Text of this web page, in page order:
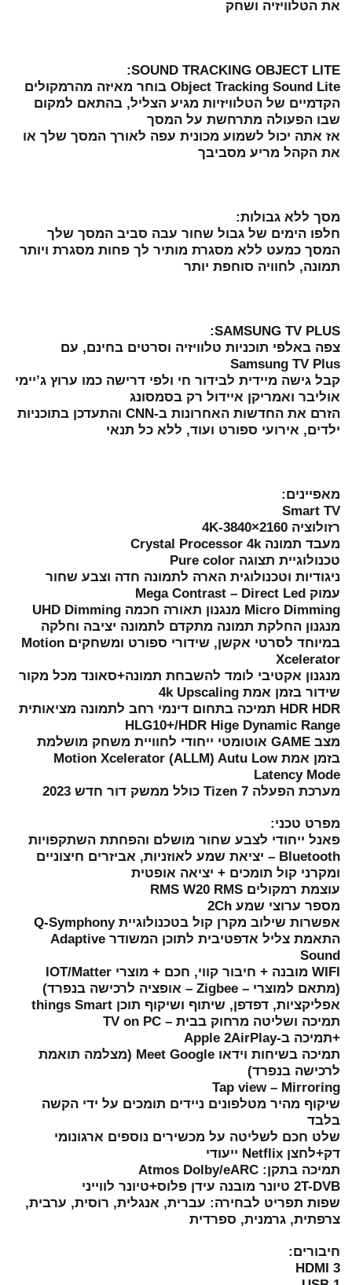
את הטלוויזיה ושחק
SOUND TRACKING OBJECT LITE:
Object Tracking Sound Lite בוחר מאיזה מהרמקולים
הקדמיים של הטלוויזיות מגיע הצליל, בהתאם למקום
שבו הפעולה מתרחשת על המסך
אז אתה יכול לשמוע מכונית עפה לאורך המסך שלך או
את הקהל מריע מסביבך
מסך ללא גבולות:
חלפו הימים של גבול שחור עבה סביב המסך שלך
המסך כמעט ללא מסגרת מותיר לך פחות מסגרת ויותר
תמונה, לחוויה סוחפת יותר
SAMSUNG TV PLUS:
צפה באלפי תוכניות טלוויזיה וסרטים בחינם, עם
Samsung TV Plus
קבל גישה מיידית לבידור חי ולפי דרישה כמו ערוץ ג’יימי
אוליבר ואמריקן איידול רק בסמסונג
הזרם את החדשות האחרונות ב-CNN והתעדכן בתוכניות
ילדים, אירועי ספורט ועוד, ללא כל תנאי
מאפיינים:
Smart TV
רזולוציה 4K-3840×2160
מעבד תמונה Crystal Processor 4k
טכנולוגיית תצוגה Pure color
ניגודיות וטכנולוגית הארה לתמונה חדה וצבע שחור
עמוק Mega Contrast – Direct Led
Micro Dimming מנגנון תאורה חכמה UHD Dimming
מנגנון החלקת תמונה מתקדם לתמונה יציבה וחלקה
במיוחד לסרטי אקשן, שידורי ספורט ומשחקים Motion
Xcelerator
מנגנון אקטיבי לומד להשבחת תמונה+סאונד מכל מקור
שידור בזמן אמת 4k Upscaling
HDR HDR תמיכה בתחום דינמי רחב לתמונה מציאותית
HLG10+/HDR Hige Dynamic Range
מצב GAME אוטומטי ייחודי לחוויית משחק מושלמת
בזמן אמת Motion Xcelerator (ALLM) Autu Low
Latency Mode
מערכת הפעלה 7 Tizen כולל ממשק דור חדש 2023
מפרט טכני:
פאנל ייחודי לצבע שחור מושלם והפחתת השתקפויות
Bluetooth – יציאת שמע לאוזניות, אביזרים חיצוניים
ומקרני קול תומכים + יציאה אופטית
עוצמת רמקולים RMS W20 RMS
מספר ערוצי שמע 2Ch
אפשרות שילוב מקרן קול בטכנולוגיית Q-Symphony
התאמת צליל אדפטיבית לתוכן המשודר Adaptive
Sound
WIFI מובנה + חיבור קווי, חכם + מוצרי IOT/Matter
(מתאם למוצרי – Zigbee – אופציה לרכישה בנפרד)
אפליקציות, דפדפן, שיתוף ושיקוף תוכן things Smart
תמיכה ושליטה מרחוק בבית – TV on PC
+תמיכה ב-Apple 2AirPlay
תמיכה בשיחות וידאו Meet Google (מצלמה תואמת
לרכישה בנפרד)
Tap view – Mirroring
שיקוף מהיר מטלפונים ניידים תומכים על ידי הקשה
בלבד
שלט חכם לשליטה על מכשירים נוספים ארגונומי
דק+לחצן Netflix ייעודי
תמיכה בתקן: Atmos Dolby/eARC
2T-DVB טיונר מובנה עידן פלוס+טיונר לווייני
שפות תפריט לבחירה: עברית, אנגלית, רוסית, ערבית,
צרפתית, גרמנית, ספרדית
חיבורים:
HDMI 3